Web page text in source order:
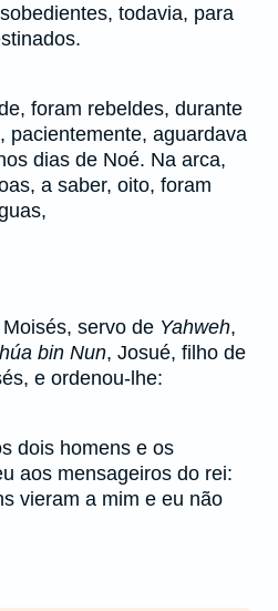
todavia, para
foram rebeldes, durante
pacientemente, aguardava
dias de Noé. Na arca,
a saber, oito, foram
servo de Yahweh,
bin Nun, Josué, filho de
e ordenou-lhe:
dois homens e os
aos mensageiros do rei:
vieram a mim e eu não